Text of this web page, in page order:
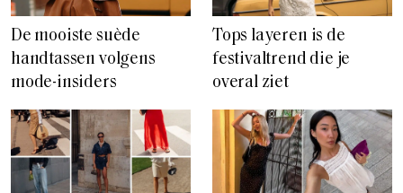
De mooiste suède
handtassen volgens
mode-insiders
Tops layeren is de
festivaltrend die je
overal ziet